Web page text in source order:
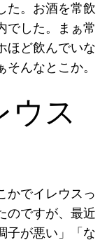
た。お酒を常飲
でした。まぁ常
ほど飲んでいな
んなとこか。
ウス
かでイレウスっ
のですが、最近
子が悪い」「な